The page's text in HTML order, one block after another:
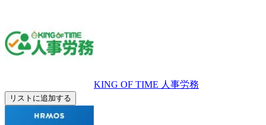
KING OF TIME 人事労務
リストに追加する